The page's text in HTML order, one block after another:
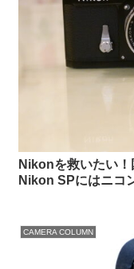
Nikonを救いたい
Nikon SPにはニコ
CAMERA COLUMN